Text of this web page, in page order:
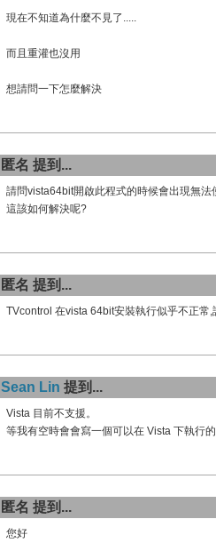
現在不知道為什麼不見了.....
而且重灌也沒用
想請問一下怎麼解決
匿名 提到...
請問vista64bit開啟此程式的時候會出現無法
這該如何解決呢?
匿名 提到...
TVcontrol 在vista 64bit安裝執行似乎不正常,
Sean Lin 提到...
Vista 目前不支援。
等我有空時會會寫一個可以在 Vista 下執行
匿名 提到...
您好